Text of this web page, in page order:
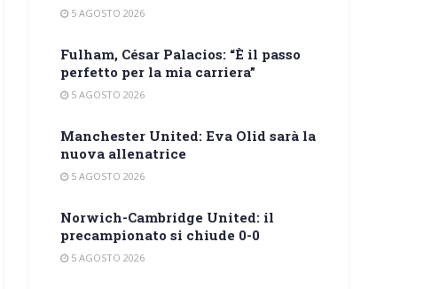
5 AGOSTO 2026
Fulham, César Palacios: “È il passo
perfetto per la mia carriera”
5 AGOSTO 2026
Manchester United: Eva Olid sarà la
nuova allenatrice
5 AGOSTO 2026
Norwich-Cambridge United: il
precampionato si chiude 0-0
5 AGOSTO 2026